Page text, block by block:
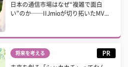
日本の通信市場はなぜ“複雑で面白
い”のか──IIJmioが切り拓いたMV...
将来を考える PR